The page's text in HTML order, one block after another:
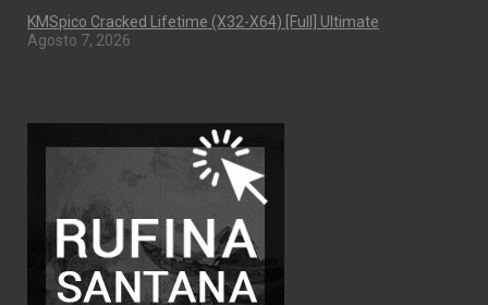
KMSpico Cracked Lifetime (x32-X64) [Full] Ultimate
Agosto 7, 2026